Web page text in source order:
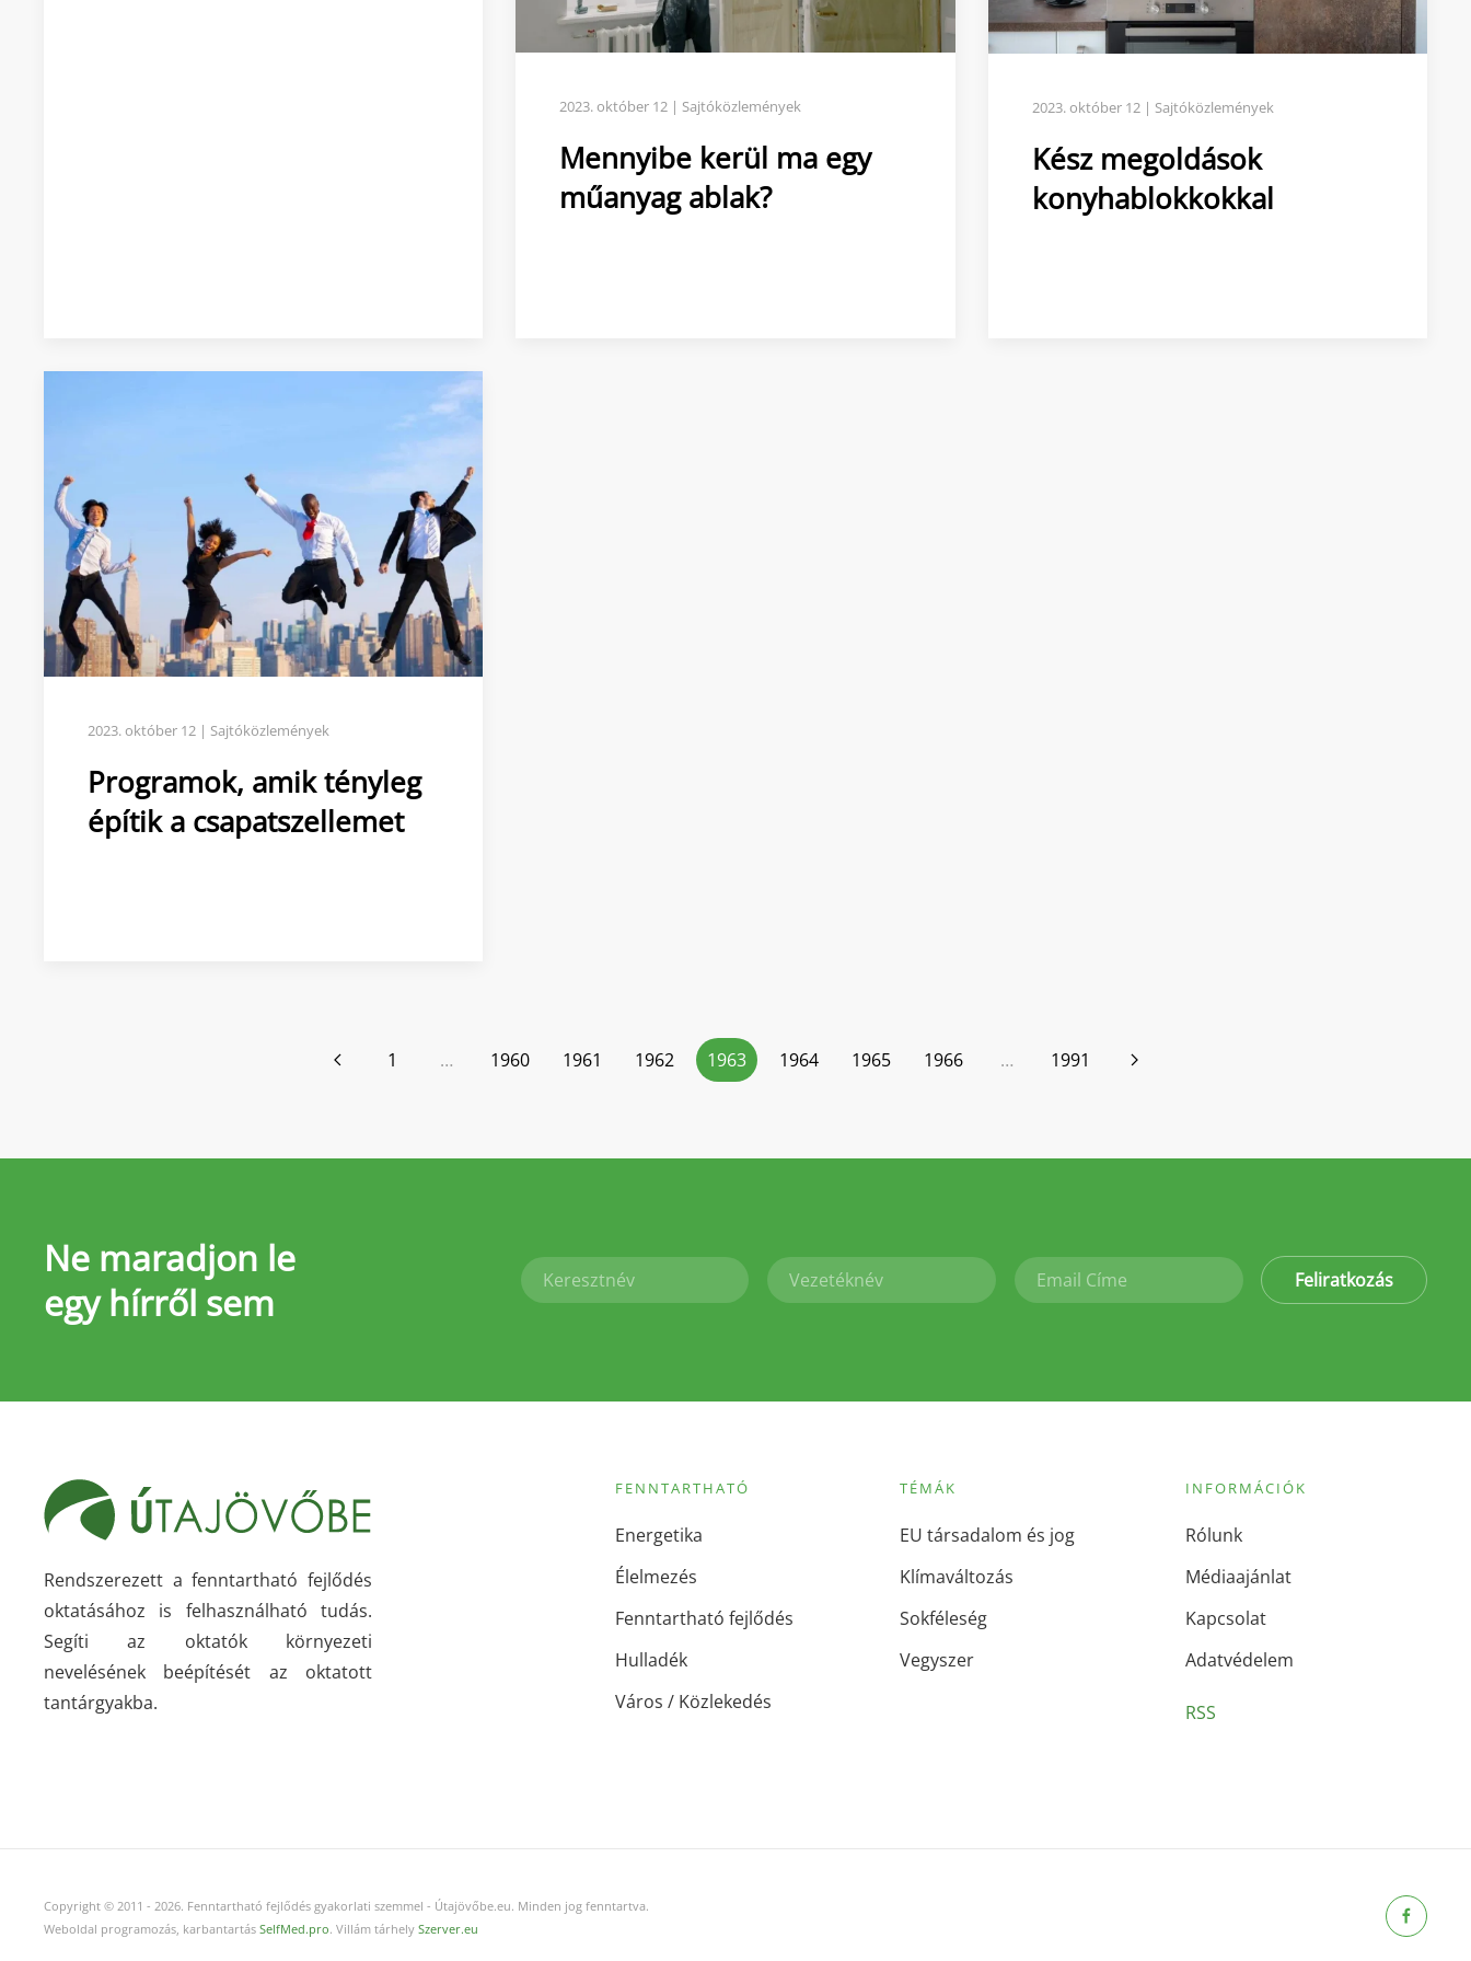
2023. október 12 | Sajtóközlemények
Mennyibe kerül ma egy
műanyag ablak?
2023. október 12 | Sajtóközlemények
Kész megoldások
konyhablokkokkal
2023. október 12 | Sajtóközlemények
Programok, amik tényleg
építik a csapatszellemet
1 … 1960 1961 1962 1963 1964 1965 1966 … 1991
Ne maradjon le
egy hírről sem
Feliratkozás
Rendszerezett a fenntartható fejlődés
oktatásához is felhasználható tudás.
Segíti az oktatók környezeti
nevelésének beépítését az oktatott
tantárgyakba.
FENNTARTHATÓ
Energetika
Élelmezés
Fenntartható fejlődés
Hulladék
Város / Közlekedés
TÉMÁK
EU társadalom és jog
Klímaváltozás
Sokféleség
Vegyszer
INFORMÁCIÓK
Rólunk
Médiaajánlat
Kapcsolat
Adatvédelem
RSS
Copyright © 2011 - 2026. Fenntartható fejlődés gyakorlati szemmel - Útajövőbe.eu. Minden jog fenntartva.
Weboldal programozás, karbantartás SelfMed.pro. Villám tárhely Szerver.eu